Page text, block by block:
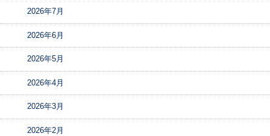
2026年7月
2026年6月
2026年5月
2026年4月
2026年3月
2026年2月